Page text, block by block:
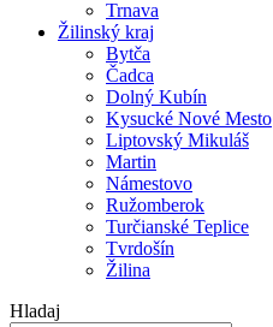
Trnava
Žilinský kraj
Bytča
Čadca
Dolný Kubín
Kysucké Nové Mesto
Liptovský Mikuláš
Martin
Námestovo
Ružomberok
Turčianské Teplice
Tvrdošín
Žilina
Hladaj